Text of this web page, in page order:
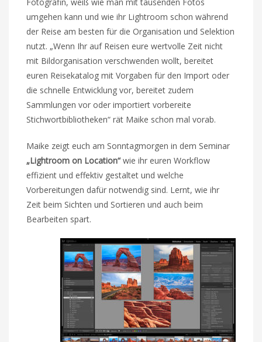
Fotografin, weiß wie man mit tausenden Fotos
umgehen kann und wie ihr Lightroom schon während
der Reise am besten für die Organisation und Selektion
nutzt. „Wenn Ihr auf Reisen eure wertvolle Zeit nicht
mit Bildorganisation verschwenden wollt, bereitet
euren Reisekatalog mit Vorgaben für den Import oder
die schnelle Entwicklung vor, bereitet zudem
Sammlungen vor oder importiert vorbereite
Stichwortbibliotheken“ rät Maike schon mal vorab.
Maike zeigt euch am Sonntagmorgen in dem Seminar
„Lightroom on Location“wie ihr euren Workflow
effizient und effektiv gestaltet und welche
Vorbereitungen dafür notwendig sind. Lernt, wie ihr
Zeit beim Sichten und Sortieren und auch beim
Bearbeiten spart.